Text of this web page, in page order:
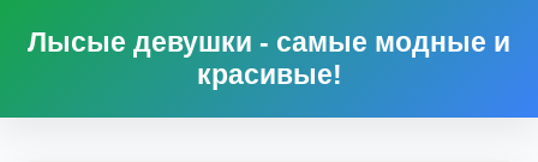
Лысые девушки - самые модные и
красивые!